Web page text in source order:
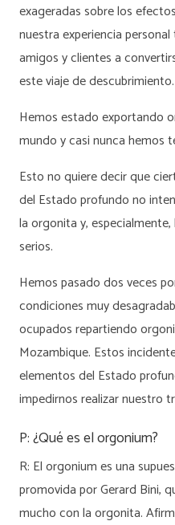
exageradas sobre los
nuestra experiencia
amigos y clientes a
este viaje de descubrimiento.
Hemos estado exportando
mundo y casi nunca hemos
Esto no quiere decir que
del Estado profundo no
la orgonita y,
serios.
Hemos pasado dos veces
condiciones muy
ocupados repartiendo
Mozambique. Estos
elementos del Estado
impedirnos realizar nuestro
P: ¿Qué es el orgonium?
R: El orgonium es una
promovida por Gerard Bini,
mucho con la orgonita.